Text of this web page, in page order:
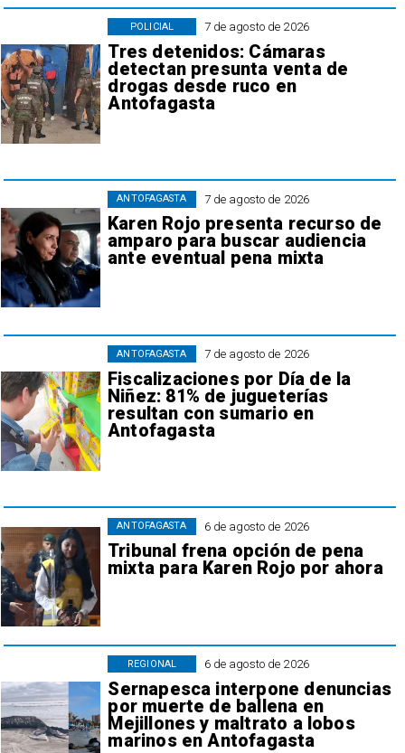
7 de agosto de 2026
Tres detenidos: Cámaras
detectan presunta venta de
drogas desde ruco en
Antofagasta
POLICIAL
7 de agosto de 2026
Karen Rojo presenta recurso de
amparo para buscar audiencia
ante eventual pena mixta
ANTOFAGASTA
7 de agosto de 2026
Fiscalizaciones por Día de la
Niñez: 81% de jugueterías
resultan con sumario en
Antofagasta
ANTOFAGASTA
6 de agosto de 2026
Tribunal frena opción de pena
mixta para Karen Rojo por ahora
ANTOFAGASTA
6 de agosto de 2026
Sernapesca interpone denuncias
por muerte de ballena en
Mejillones y maltrato a lobos
marinos en Antofagasta
REGIONAL